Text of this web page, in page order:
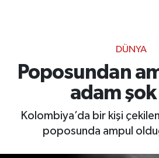
DÜNYA
Poposundan
adam
Kolombiya’da bir kişi
poposunda ampul